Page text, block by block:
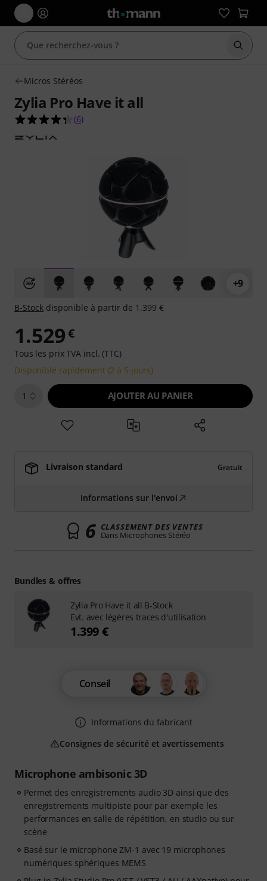
Micros Stéréos
Zylia Pro Have it all
4.3 étoiles sur 5 d'après 6 évaluations clients
(6)
+9
Microphone ambisonic 3D
Permet des enregistrements audio 3D ainsi que des
enregistrements multipiste pour par exemple les
performances en salle de répétition, en studio ou sur
scène
Basé sur le microphone ZM-1 avec 19 microphones
numériques sphériques MEMS
B-Stock disponible à partir de 1.399 €
1.529€
Tous les prix TVA incl. (TTC)
Disponible rapidement (2 à 5 jours)
1 AJOUTER AU PANIER
Livraison standard Gratuit
Informations sur l'envoi
6 CLASSEMENT DES VENTES
Dans Microphones Stéréo
Conseil
Informations du fabricant
Consignes de sécurité et avertissements
Bundles & offres
Zylia Pro Have it all B-Stock
Evt. avec légères traces d'utilisation
1.399 €